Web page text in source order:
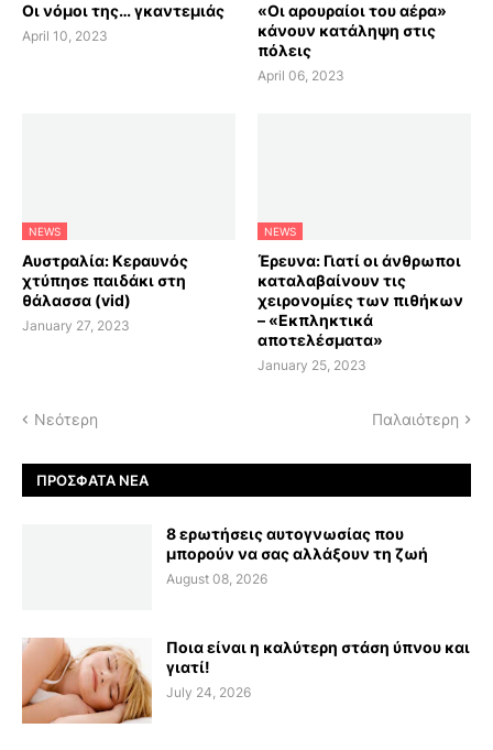
Οι νόμοι της… γκαντεμιάς
April 10, 2023
«Οι αρουραίοι του αέρα»
κάνουν κατάληψη στις
πόλεις
April 06, 2023
NEWS
Αυστραλία: Κεραυνός
χτύπησε παιδάκι στη
θάλασσα (vid)
January 27, 2023
NEWS
Έρευνα: Γιατί οι άνθρωποι
καταλαβαίνουν τις
χειρονομίες των πιθήκων
– «Εκπληκτικά
αποτελέσματα»
January 25, 2023
Νεότερη Παλαιότερη
ΠΡΌΣΦΑΤΑ ΝΈΑ
8 ερωτήσεις αυτογνωσίας που
μπορούν να σας αλλάξουν τη ζωή
August 08, 2026
Ποια είναι η καλύτερη στάση ύπνου και
γιατί!
July 24, 2026